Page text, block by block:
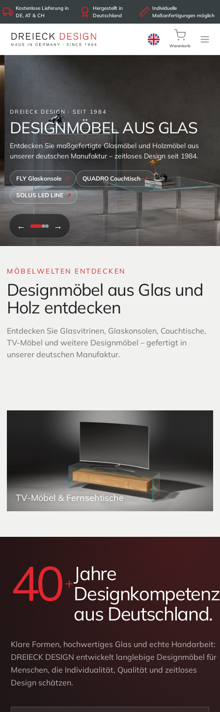
Kostenlose Lieferung in
DE, AT & CH
Hergestellt in
Deutschland
Individuelle
Maßanfertigungen möglich
Warenkorb
DESIGNER-BEISTELLTISCH, COUCHTISCH UND GLASVITRINE
MODERNES DESIGN
Drei außergewöhnliche Glasmöbel: der ORA Beistelltisch, der
drehbare URANUS Couchtisch und die SOLUS XL Glasvitrine.
ORA Beistelltisch URANUS Couchtisch
SOLUS XL Vitrine
← 1 2 3 →
MÖBELWELTEN ENTDECKEN
Designmöbel aus Glas und
Holz entdecken
Entdecken Sie Glasvitrinen, Glaskonsolen, Couchtische,
TV-Möbel und weitere Designmöbel – gefertigt in
unserer deutschen Manufaktur.
TV-Möbel & Fernsehtische
Couchtische aus Glas
40 +Jahre
Designkompetenz
aus Deutschland.
Klare Formen, hochwertiges Glas und echte Handarbeit:
DREIECK DESIGN entwickelt langlebige Designmöbel für
Menschen, die Individualität, Qualität und zeitloses
Design schätzen.